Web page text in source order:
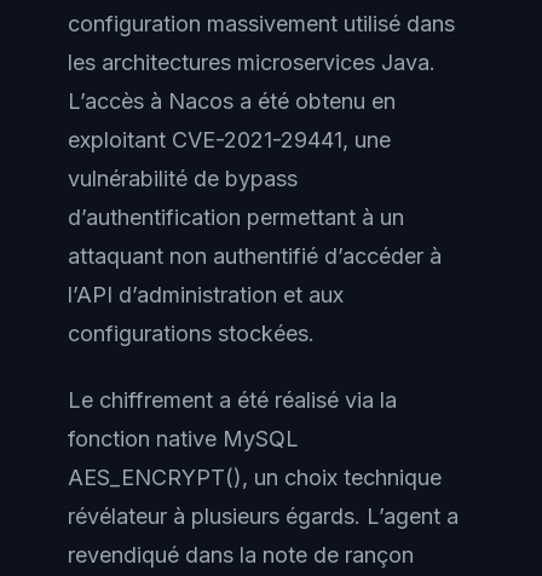
configuration massivement utilisé dans
les architectures microservices Java.
L’accès à Nacos a été obtenu en
exploitant CVE-2021-29441, une
vulnérabilité de bypass
d’authentification permettant à un
attaquant non authentifié d’accéder à
l’API d’administration et aux
configurations stockées.
Le chiffrement a été réalisé via la
fonction native MySQL
AES_ENCRYPT(), un choix technique
révélateur à plusieurs égards. L’agent a
revendiqué dans la note de rançon